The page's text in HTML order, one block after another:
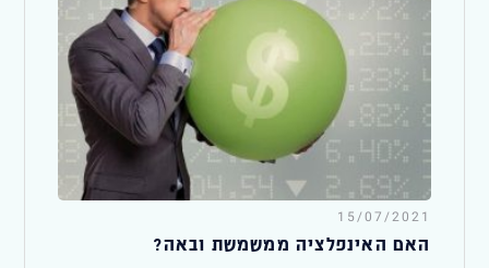
15/07/2021
האם האינפלציה ממשמשת ובאה?